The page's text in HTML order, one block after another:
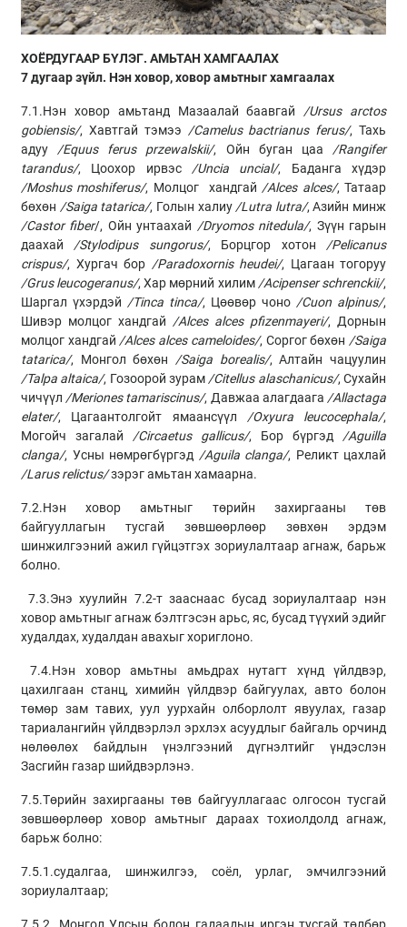
ХОЁРДУГААР БҮЛЭГ. АМЬТАН ХАМГААЛАХ
7 дугаар зүйл. Нэн ховор, ховор амьтныг хамгаалах
7.1.Нэн ховор амьтанд Мазаалай баавгай/Ursus arctos
gobiensis/, Хавтгай тэмээ /Camelus bactrianus ferus/, Тахь
адуу/Equus ferus przewalskii/, Ойн буган цаа /Rangifer
tarandus/, Цоохор ирвэс/Uncia uncial/, Баданга хүдэр
/Moshus moshiferus/, Молцог хандгай/Alces alces/, Татаар
бөхөн /Saiga tatarica/, Голын халиу/Lutra lutra/, Азийн минж
/Castor fiber/, Ойн унтаахай /Dryomos nitedula/, Зүүн гарын
даахай/Stylodipus sungorus/, Борцгор хотон/Pelicanus
crispus/, Хургач бор /Paradoxornis heudei/, Цагаан тогоруу
/Grus leucogeranus/, Хар мөрний хилим/Acipenser schrenckii/,
Шаргал үхэрдэй /Tinca tinca/, Цөөвөр чоно /Cuon alpinus/,
Шивэр молцог хандгай /Alces alces pfizenmayeri/, Дорнын
молцог хандгай/Alces alces cameloides/, Соргог бөхөн/Saiga
tatarica/, Монгол бөхөн /Saiga borealis/, Алтайн чацуулин
/Talpa altaica/, Гозоорой зурам/Citellus alaschanicus/, Сухайн
чичүүл/Meriones tamariscinus/, Давжаа алагдаага /Allactaga
elater/, Цагаантолгойт ямаансүүл /Oxyura leucocephala/,
Могойч загалай /Circaetus gallicus/, Бор бүргэд /Aguilla
clanga/, Усны нөмрөгбүргэд /Aguila clanga/, Реликт цахлай
/Larus relictus/зэрэг амьтан хамаарна.
7.2.Нэн ховор амьтныг төрийн захиргааны төв
байгууллагын тусгай зөвшөөрлөөр зөвхөн эрдэм
шинжилгээний ажил гүйцэтгэх зориулалтаар агнаж, барьж
болно.
7.3.Энэ хуулийн 7.2-т зааснаас бусад зориулалтаар нэн
ховор амьтныг агнаж бэлтгэсэн арьс, яс, бусад түүхий эдийг
худалдах, худалдан авахыг хориглоно.
7.4.Нэн ховор амьтны амьдрах нутагт хүнд үйлдвэр,
цахилгаан станц, химийн үйлдвэр байгуулах, авто болон
төмөр зам тавих, уул уурхайн олборлолт явуулах, газар
тариалангийн үйлдвэрлэл эрхлэх асуудлыг байгаль орчинд
нөлөөлөх байдлын үнэлгээний дүгнэлтийг үндэслэн
Засгийн газар шийдвэрлэнэ.
7.5.Төрийн захиргааны төв байгууллагаас олгосон тусгай
зөвшөөрлөөр ховор амьтныг дараах тохиолдолд агнаж,
барьж болно:
7.5.1.судалгаа, шинжилгээ, соёл, урлаг, эмчилгээний
зориулалтаар;